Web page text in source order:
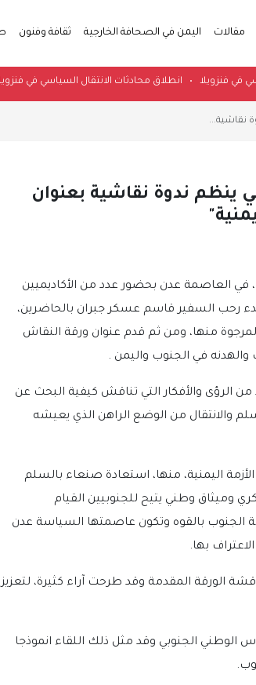
مقالات اليمن في الصحافة الخارجية ثقافة وفنون
السياسي في فنزويلا•انطلاق محادثات الانتقال
نقاشية...
ينظم ندوة نقاشية بعنوان
في العاصمة عدن بحضور عدد من الأكاديميين
رحب السفير قاسم عسكر جبران بالحاضرين،
منها، ومن ثم قدم عنوان ورقة النقاش
والهدنه في الجنوب واليمن .
الرؤى والأفكار التي تناقش كيفية البحث عن
والانتقال من الوضع الراهن الذي يعيشه
اليمنية، منها، استعادة صنعاء بالسلم
وميثاق وطني يتيح للجنوبيين القيام
الجنوب بالقوه وتكون عاصمتها السياسة عدن
بها.
الورقة المقدمة وقد طرحت آراء كثيرة، لتعزيز
الجنوبي وقد مثل ذلك اللقاء انموذجا